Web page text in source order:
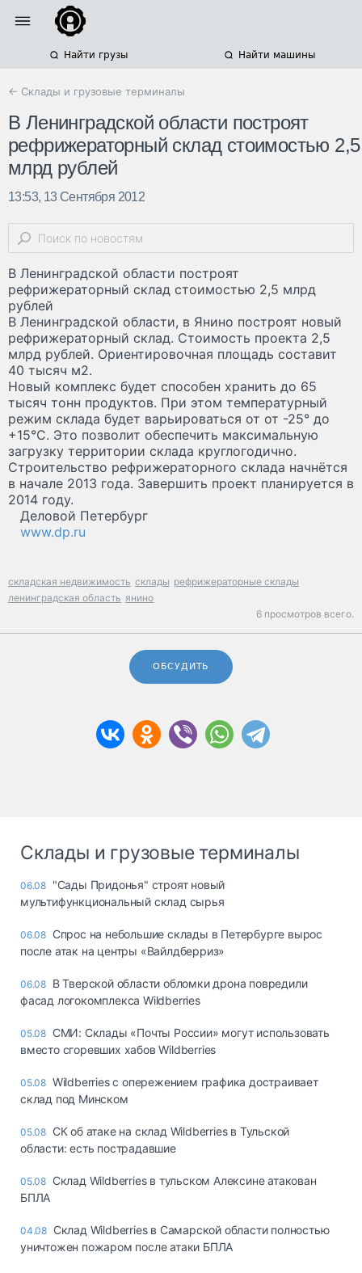
Найти грузы Найти машины
← Склады и грузовые терминалы
В Ленинградской области построят
рефрижераторный склад стоимостью 2,5
млрд рублей
13:53, 13 Сентября 2012
В Ленинградской области построят
рефрижераторный склад стоимостью 2,5 млрд
рублей
В Ленинградской области, в Янино построят новый
рефрижераторный склад. Стоимость проекта 2,5
млрд рублей. Ориентировочная площадь составит
40 тысяч м2.
Новый комплекс будет способен хранить до 65
тысяч тонн продуктов. При этом температурный
режим склада будет варьироваться от от -25° до
+15°C. Это позволит обеспечить максимальную
загрузку территории склада круглогодично.
Строительство рефрижераторного склада начнётся
в начале 2013 года. Завершить проект планируется в
2014 году.
Деловой Петербург
www.dp.ru
складская недвижимость склады рефрижераторные склады
ленинградская область янино
6 просмотров всего.
ОБСУДИТЬ
Склады и грузовые терминалы
06.08 "Сады Придонья" строят новый
мультифункциональный склад сырья
06.08 Спрос на небольшие склады в Петербурге вырос
после атак на центры «Вайлдберриз»
06.08 В Тверской области обломки дрона повредили
фасад логокомплекса Wildberries
05.08 СМИ: Склады «Почты России» могут использовать
вместо сгоревших хабов Wildberries
05.08 Wildberries с опережением графика достраивает
склад под Минском
05.08 СК об атаке на склад Wildberries в Тульской
области: есть пострадавшие
05.08 Склад Wildberries в тульском Алексине атакован
БПЛА
04.08 Склад Wildberries в Самарской области полностью
уничтожен пожаром после атаки БПЛА